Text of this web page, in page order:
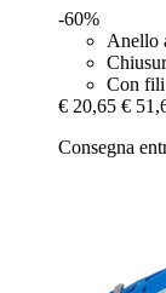
-60%
Anello
Con
€ 20,65 €
Consegna